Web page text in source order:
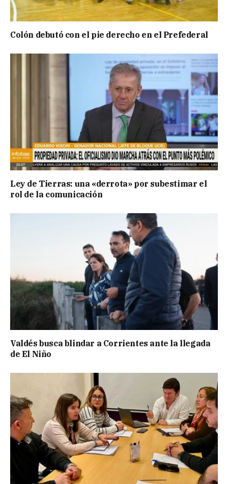
Colón debutó con el pie derecho en el Prefederal
Ley de Tierras: una «derrota» por subestimar el
rol de la comunicación
Valdés busca blindar a Corrientes ante la llegada
de El Niño